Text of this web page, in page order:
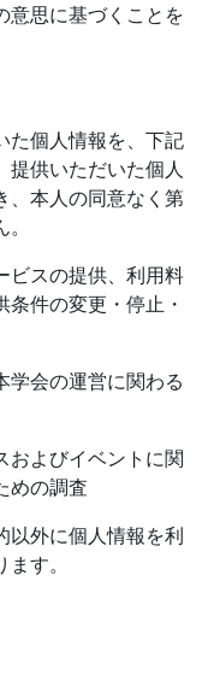
意思に基づくことを
た個人情報を、下記
提供いただいた個人
、本人の同意なく第
ビスの提供、利用料
件の変更・停止・
学会の運営に関わる
およびイベントに関
めの調査
以外に個人情報を利
す。